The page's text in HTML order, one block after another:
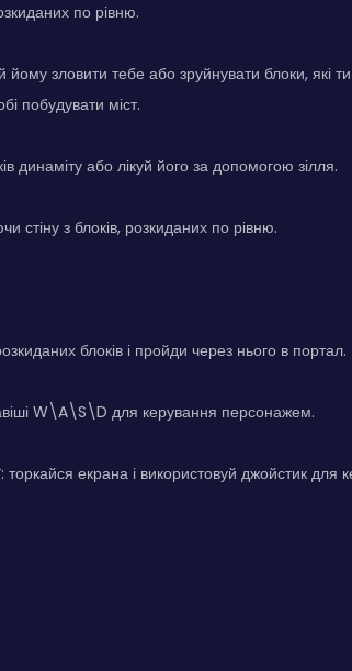
по рівню.
зловити тебе або зруйнувати блоки, які
побудувати міст.
динаміту або лікуй його за допомогою зілля.
стіну з блоків, розкиданих по рівню.
блоків і пройди через нього в портал.
W\A\S\D для керування персонажем.
торкайся екрана і використовуй джойстик для